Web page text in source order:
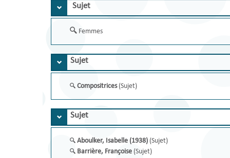
Sujet
Femmes
Sujet
Compositrices (Sujet)
Sujet
Aboulker, Isabelle (1938) (Sujet)
Barrière, Françoise (Sujet)